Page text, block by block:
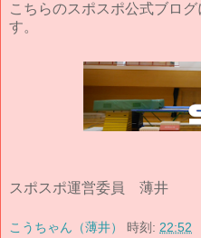
こちらのスポスポ公式ブロ
す。
スポスポ運営委員 薄井
こうちゃん（薄井） 時刻: 22:52